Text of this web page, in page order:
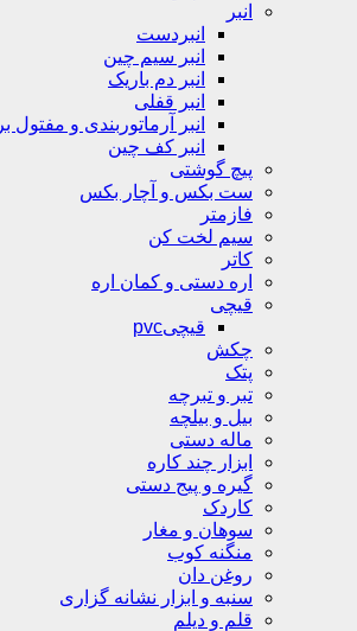
انبر
انبردست
انبر سیم چین
انبر دم باریک
انبر قفلی
انبر آرماتوربندی و مفتول بر
انبر کف چین
پیچ گوشتی
ست بکس و آچار بکس
فازمتر
سیم لخت کن
کاتر
اره دستی و کمان اره
قیچی
قیچیpvc
چکش
پتک
تبر و تبرچه
بیل و بیلچه
ماله دستی
ابزار چند کاره
گیره و پیج دستی
کاردک
سوهان و مغار
منگنه کوب
روغن دان
سنبه و ابزار نشانه گزاری
قلم و دیلم